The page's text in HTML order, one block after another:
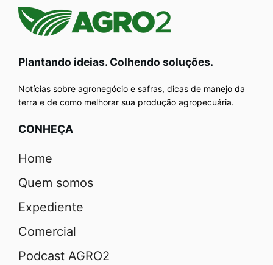
Plantando ideias. Colhendo soluções.
Notícias sobre agronegócio e safras, dicas de manejo da
terra e de como melhorar sua produção agropecuária.
CONHEÇA
Home
Quem somos
Expediente
Comercial
Podcast AGRO2